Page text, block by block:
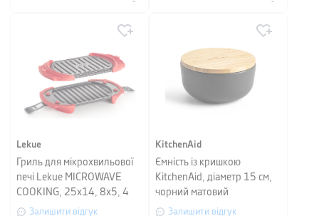
Lekue
Гриль для мікрохвильової
печі Lekue MICROWAVE
COOKING, 25х14, 8х5, 4
см, сірий з червоним, 2
Залишити відгук
KitchenAid
Ємність із кришкою
KitchenAid, діаметр 15 см,
чорний матовий
Залишити відгук